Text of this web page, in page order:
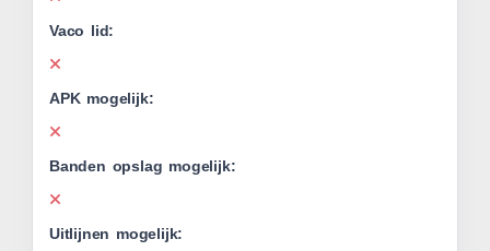
Vaco lid:
APK mogelijk:
Banden opslag mogelijk:
Uitlijnen mogelijk: